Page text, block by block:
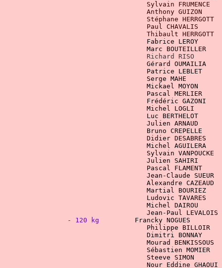
Richard RISO
Patrice LEBLET
Serge MAHE
Mickael MOYON
Pascal
				    Jean-Claude SUEUR
Alexandre
Jean-Paul
- 120 kg
Francky NOGUES
Philippe
Dimitri BONNAY
Mourad
Sébastien
Steeve SIMON